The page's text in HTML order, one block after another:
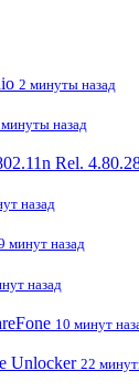
2 минуты назад
назад
Rel.
назад
минут назад
назад
10 минут
Unlocker 22